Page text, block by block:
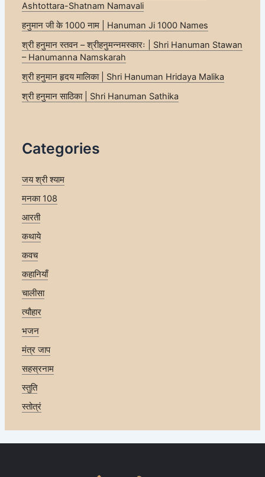
Ashtottara-Shatnam Namavali
हनुमान जी के 1000 नाम | Hanuman Ji 1000 Names
श्री हनुमान स्तवन – श्रीहनुमन्नमस्कारः | Shri Hanuman Stawan
– Hanumanna Namskarah
श्री हनुमान हृदय मालिका | Shri Hanuman Hridaya Malika
श्री हनुमान साठिका | Shri Hanuman Sathika
Categories
जय श्री श्याम
मनका 108
आरती
कथाये
कवच
कहानियाँ
चालीसा
त्यौहार
भजन
मंत्र जाप
सहस्रनाम
स्तुति
स्तोत्रं